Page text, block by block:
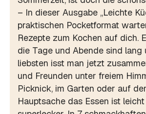
– In dieser Ausgabe „Leichte
praktischen Pocketformat
Rezepte zum Kochen auf dich.
die Tage und Abende sind lang
liebsten isst man jetzt
und Freunden unter freiem
Picknick, im Garten oder auf
Hauptsache das Essen ist